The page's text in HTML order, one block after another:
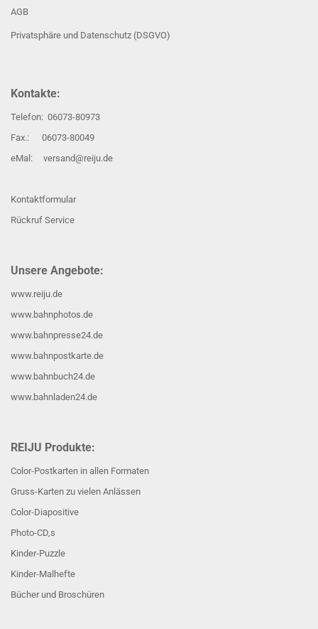
AGB
Privatsphäre und Datenschutz (DSGVO)
Kontakte:
Telefon: 06073-80973
Fax.: 06073-80049
eMal: versand@reiju.de
Kontaktformular
Rückruf Service
Unsere Angebote:
www.reiju.de
www.bahnphotos.de
www.bahnpresse24.de
www.bahnpostkarte.de
www.bahnbuch24.de
www.bahnladen24.de
REIJU Produkte:
Color-Postkarten in allen Formaten
Gruss-Karten zu vielen Anlässen
Color-Diapositive
Photo-CD,s
Kinder-Puzzle
Kinder-Malhefte
Bücher und Broschüren